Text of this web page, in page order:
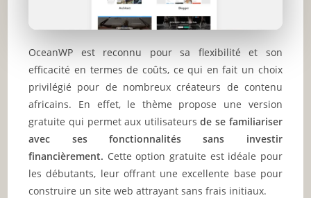
OceanWP est reconnu pour sa flexibilité et son
efficacité en termes de coûts, ce qui en fait un choix
privilégié pour de nombreux créateurs de contenu
africains. En effet, le thème propose une version
gratuite qui permet aux utilisateursde se familiariser
avec ses fonctionnalités sans investir
financièrement. Cette option gratuite est idéale pour
les débutants, leur offrant une excellente base pour
construire un site web attrayant sans frais initiaux.